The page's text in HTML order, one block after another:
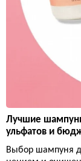
Лучшие
ульфатов и
Выбор шампуня